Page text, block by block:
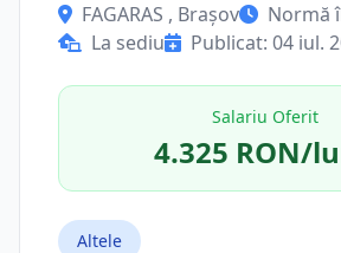
FAGARAS , Brașov
Normă
La sediu
Publicat: 04 iul.
Salariu Oferit
4.325 RON/
Altele